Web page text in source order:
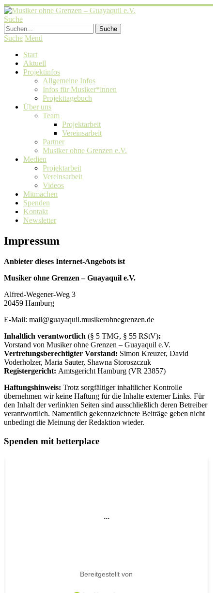
Suche
Suche Menü
Start
Aktuell
Projektinfos
Allgemeine Infos
Infos für Musiker*innen
Projekttagebuch
Über uns
Team
Projektarbeit
Vereinsarbeit
Partner
Musiker ohne Grenzen e.V.
Medien
Projektarbeit
Vereinsarbeit
Videos
Mitmachen
Spenden
Kontakt
Newsletter
Impressum
Anbieter dieses Internet-Angebots ist
Musiker ohne Grenzen – Guayaquil e.V.
Alfred-Wegener-Weg 3
20459 Hamburg
E-Mail: mail@guayaquil.musikerohnegrenzen.de
Inhaltlich verantwortlich (§ 5 TMG, § 55 RStV):
Vorstand von Musiker ohne Grenzen – Guayaquil e.V.
Vertretungsberechtigter Vorstand: Simon Kreuzer, David
Voderholzer, Maria Sauter, Shawna Storoszczuk
Registergericht: Amtsgericht Hamburg (VR 23857)
Haftungshinweis: Trotz sorgfältiger inhaltlicher Kontrolle
übernehmen wir keine Haftung für die Inhalte externer Links. Für
den Inhalt der verlinkten Seiten sind ausschließlich deren Betreiber
verantwortlich. Namentlich gekennzeichnete Beiträge geben nicht
unbedingt die Meinung der Redaktion wieder.
Spenden mit betterplace